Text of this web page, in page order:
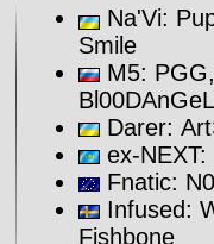
Na'Vi:
Smile
M5:
Bl00DAnGeL
Darer:
ex-
Fnatic:
Infused:
Fishbone